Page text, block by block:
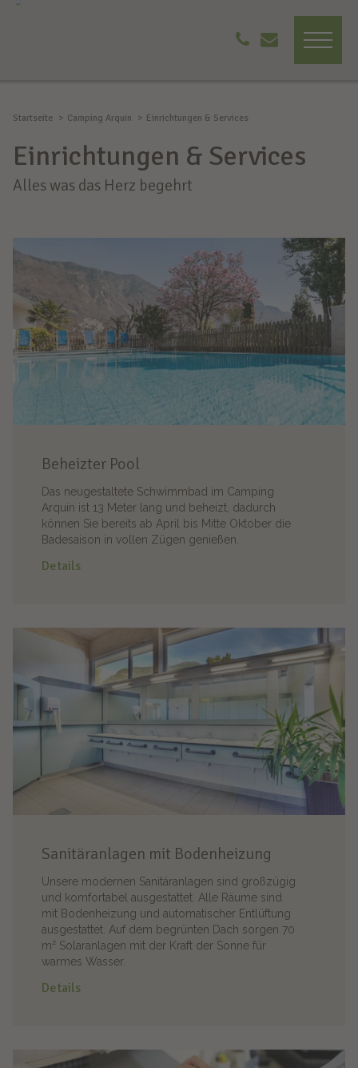
Startseite Camping Arquin Einrichtungen & Services
Einrichtungen & Services
Alles was das Herz begehrt
Beheizter Pool
Das neugestaltete Schwimmbad im Camping
Arquin ist 13 Meter lang und beheizt, dadurch
können Sie bereits ab April bis Mitte Oktober die
Badesaison in vollen Zügen genießen.
Details
Sanitäranlagen mit Bodenheizung
Unsere modernen Sanitäranlagen sind großzügig
und komfortabel ausgestattet. Alle Räume sind
mit Bodenheizung und automatischer Entlüftung
ausgestattet. Auf dem begrünten Dach sorgen 70
m² Solaranlagen mit der Kraft der Sonne für
warmes Wasser.
Details